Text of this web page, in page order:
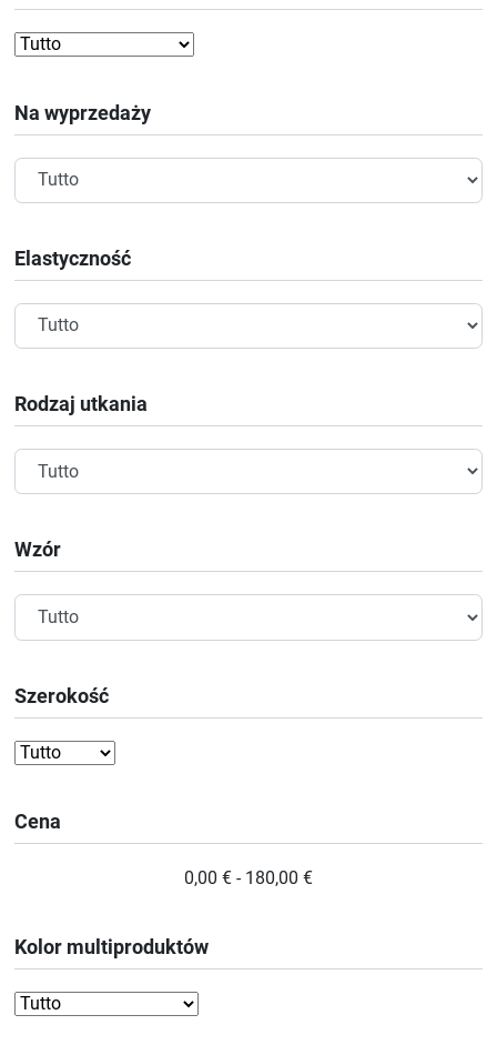
Na wyprzedaży
Elastyczność
Rodzaj utkania
Wzór
Szerokość
Cena
0,00 € - 180,00 €
Kolor multiproduktów